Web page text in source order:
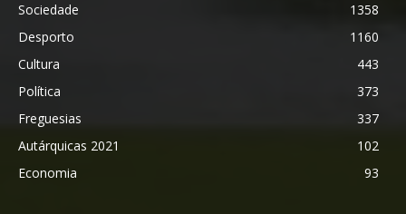
Sociedade
1358
Desporto
1160
Cultura
443
Política
373
Freguesias
337
Autárquicas 2021
102
Economia
93